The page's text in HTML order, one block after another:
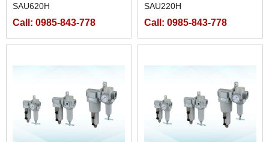
SAU620H
Call: 0985-843-778
SAU220H
Call: 0985-843-778